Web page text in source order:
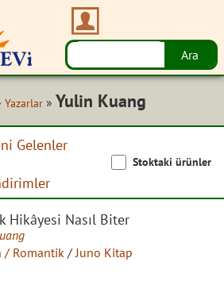
Yazarlar » Yulin Kuang
Gelenler
Stoktaki ürünler
Hikâyesi Nasıl Biter
/ Romantik / Juno Kitap